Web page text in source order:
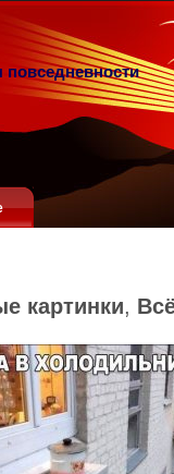
повседневности
картинки,